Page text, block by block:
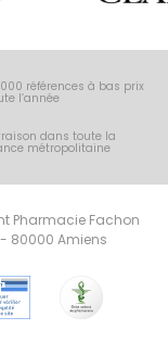
000 références à bas prix
l’année
dans toute la
métropolitaine
Pharmacie Fachon
- 80000 Amiens